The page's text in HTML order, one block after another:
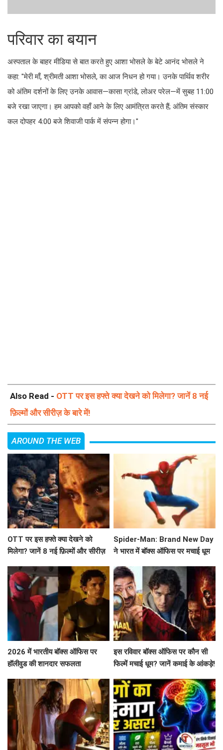
परिवार का बयान
अस्पताल के बाहर मीडिया से बात करते हुए आशा भोसले के बेटे आनंद भोसले ने
कहा: "मेरी माँ, श्रीमती आशा भोसले, का आज निधन हो गया। उनके पार्थिव शरीर
को अंतिम दर्शनों के लिए उनके आवास—कासा ग्रांडे, लोअर परेल—में सुबह 11:00
बजे रखा जाएगा। हम आपको वहाँ आने के लिए आमंत्रित करते हैं; अंतिम संस्कार
कल दोपहर 4:00 बजे शिवाजी पार्क में संपन्न होगा।"
Also Read - OTT पर इस हफ्ते क्या देखने को मिलेगा? जानें 8 नई
फ़िल्मों और सीरीज़ के बारे में!
AROUND THE WEB
OTT पर इस हफ्ते क्या देखने को
मिलेगा? जानें 8 नई फ़िल्मों और सीरीज़
Spider-Man: Brand New Day
ने भारत में बॉक्स ऑफिस पर मचाई धूम
2026 में भारतीय बॉक्स ऑफिस पर
हॉलीवुड की शानदार सफलता
इस रविवार बॉक्स ऑफिस पर कौन सी
फिल्में मचाई धूम? जानें कमाई के आंकड़े!